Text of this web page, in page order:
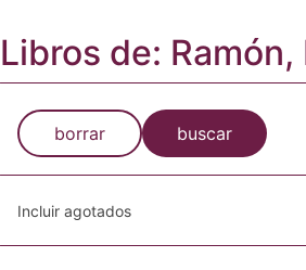
Libros de: Ramón,
borrar buscar
Incluir agotados